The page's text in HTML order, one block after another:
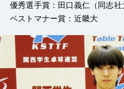
優秀選手賞：田口義仁（同志社
ベストマナー賞：近畿大